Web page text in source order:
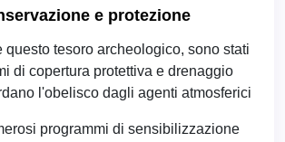
e protezione
questo tesoro archeologico, sono stati
di copertura protettiva e drenaggio
l'obelisco dagli agenti atmosferici.
programmi di sensibilizzazione